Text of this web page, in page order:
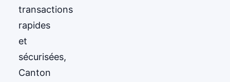
transactions
rapides
et
sécurisées,
Canton